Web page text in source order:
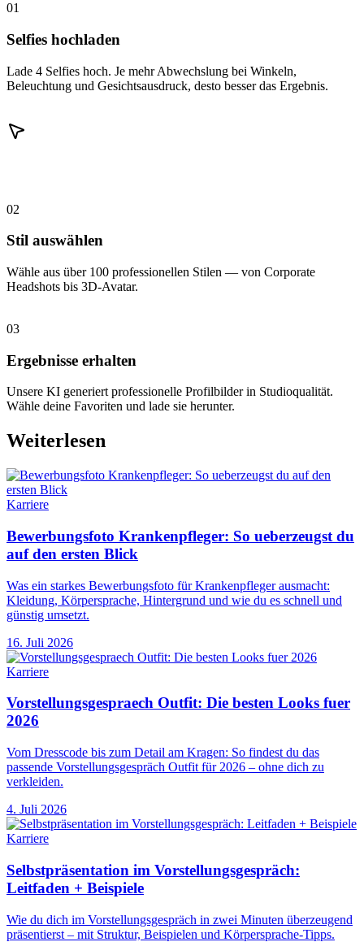
01
Selfies hochladen
Lade 4 Selfies hoch. Je mehr Abwechslung bei Winkeln,
Beleuchtung und Gesichtsausdruck, desto besser das Ergebnis.
02
Stil auswählen
Wähle aus über 100 professionellen Stilen — von Corporate
Headshots bis 3D-Avatar.
03
Ergebnisse erhalten
Unsere KI generiert professionelle Profilbilder in Studioqualität.
Wähle deine Favoriten und lade sie herunter.
Weiterlesen
Karriere
Bewerbungsfoto Krankenpfleger: So ueberzeugst du
auf den ersten Blick
Was ein starkes Bewerbungsfoto für Krankenpfleger ausmacht:
Kleidung, Körpersprache, Hintergrund und wie du es schnell und
günstig umsetzt.
16. Juli 2026
Karriere
Vorstellungsgespraech Outfit: Die besten Looks fuer
2026
Vom Dresscode bis zum Detail am Kragen: So findest du das
passende Vorstellungsgespräch Outfit für 2026 – ohne dich zu
verkleiden.
4. Juli 2026
Karriere
Selbstpräsentation im Vorstellungsgespräch:
Leitfaden + Beispiele
Wie du dich im Vorstellungsgespräch in zwei Minuten überzeugend
präsentierst – mit Struktur, Beispielen und Körpersprache-Tipps.